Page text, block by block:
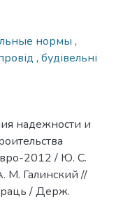
нормы ,
, будівельні
надежности и
2012 / Ю. С.
М. Галинский //
/ Держ.